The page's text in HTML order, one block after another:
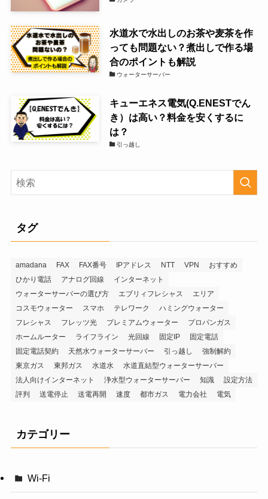
水道水で水出しのお茶や麦茶を作
っても問題ない？煮出しで作る場
合のポイントも解説
ウォーターサーバー
キューエネス電気(Q.ENESTでん
き）は高い？料金を安くするに
は？
引っ越し
タグ
amadana FAX FAX番号 IPアドレス NTT VPN
おすすめ
ひかり電話
アナログ回線
インターネット
ウォーターサーバーの選び方
エブリィフレシャス
エリア
コスモウォーター
スマホ テレワーク
ハミングウォーター
フレシャス
フレッツ光 プレミアムウォーター
プロパンガス
ホームルーター
ライフライン 光回線 固定IP
固定電話
固定電話契約
天然水ウォーターサーバー 引っ越し
強制解約
東京ガス
東邦ガス 水道水
水道直結型ウォーターサーバー
法人向けインターネット
浄水型ウォーターサーバー 知識
設定方法
評判
送電停止 送電再開 速度 都市ガス 電力会社 電気
カテゴリー
Wi-Fi